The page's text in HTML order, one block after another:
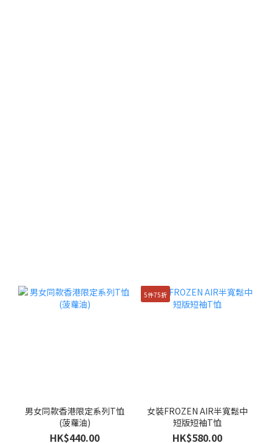
男女同款香港限定系列T恤
(菠蘿油)
HK$440.00
5件75折
女裝FROZEN AIR半寬鬆中
短版短袖T恤
HK$580.00